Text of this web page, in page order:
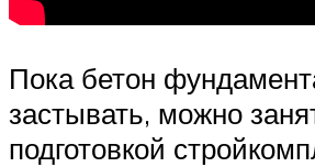
Пока бетон
застывать, можно
подготовкой